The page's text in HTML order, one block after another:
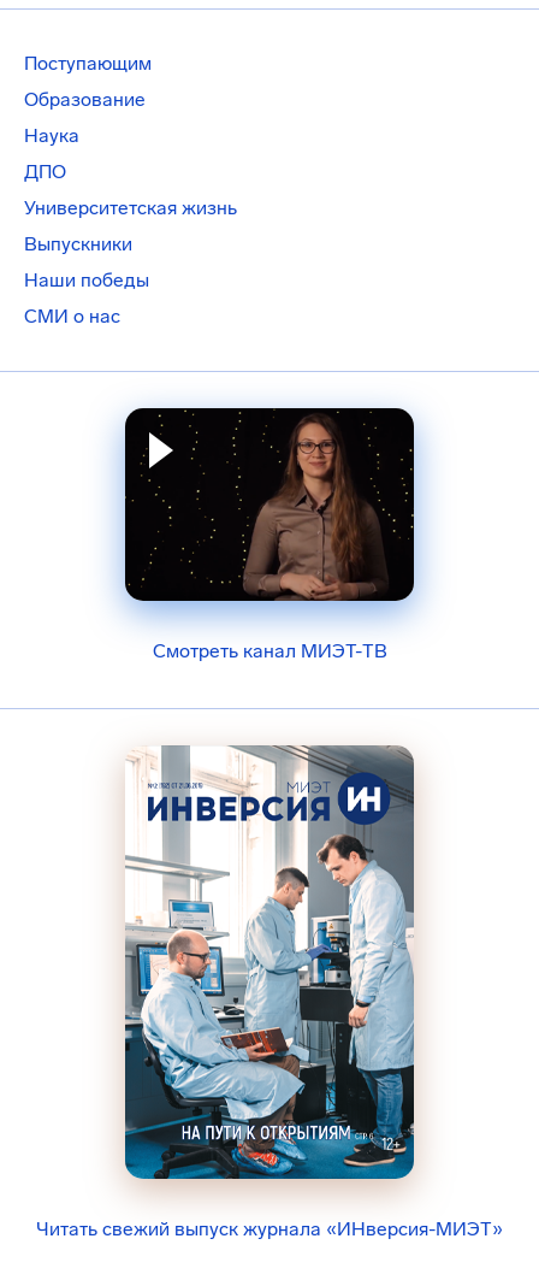
Поступающим
Образование
Наука
ДПО
Университетская жизнь
Выпускники
Наши победы
СМИ о нас
Смотреть канал МИЭТ-ТВ
Читать свежий выпуск журнала «ИНверсия-МИЭТ»